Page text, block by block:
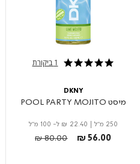
5.0 star rating 1 ביקורת
DKNY
מיסט POOL PARTY MOJITO
250 מ"ל ₪ 22.40 ל- 100 מ"ל
₪ 56.00
Price reduced from
₪ 80.00to